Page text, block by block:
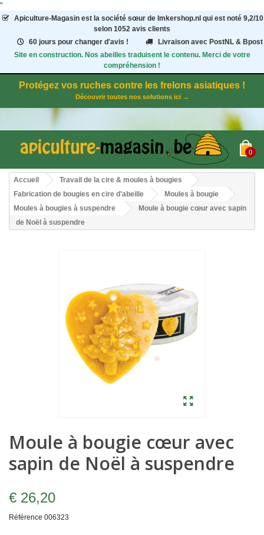
"
Apiculture-Magasinest la société sœur de Imkershop.nl qui est noté 9,2/10
selon 1052 avis clients
60 jours pour changer d'avis !
Livraison avec PostNL & Bpost
Site en construction. Nos abeilles traduisent le contenu. Merci de votre
compréhension !
Protégez vos ruches contre les frelons asiatiques !
Découvrir toutes nos solutions ici →
0
Accueil
Travail de la cire & moules à bougies
Fabrication de bougies en cire d'abeille
Moules à bougie
Moules à bougies à suspendre
Moule à bougie cœur avec sapin
de Noël à suspendre
Moule à bougie cœur avec
sapin de Noël à suspendre
€ 26,20
Référence 006323